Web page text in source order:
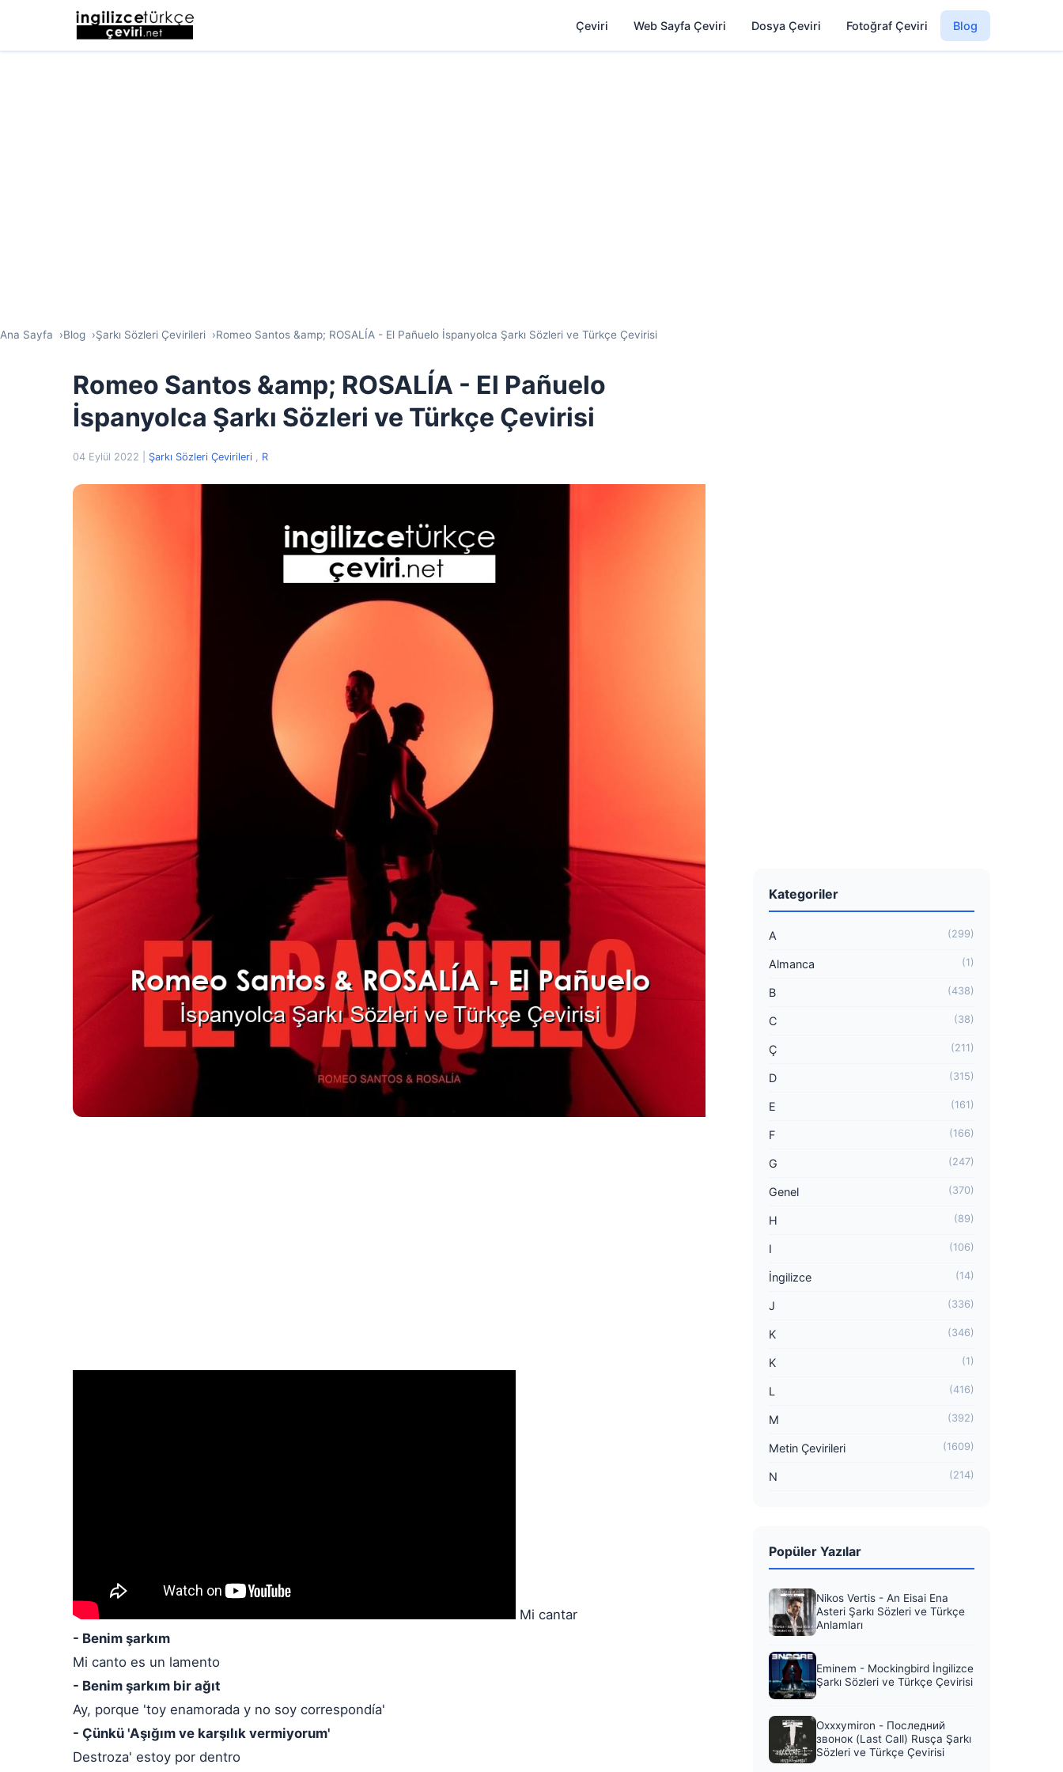
Çeviri Web Sayfa Çeviri Dosya Çeviri Fotoğraf Çeviri Blog
Ana Sayfa Blog Şarkı Sözleri Çevirileri Romeo Santos &amp; ROSALÍA - El Pañuelo İspanyolca Şarkı Sözleri ve Türkçe Çevirisi
Romeo Santos &amp; ROSALÍA - El Pañuelo
İspanyolca Şarkı Sözleri ve Türkçe Çevirisi
04 Eylül 2022 Şarkı Sözleri Çevirileri , R
Mi cantar
- Benim şarkım
Mi canto es un lamento
- Benim şarkım bir ağıt
Ay, porque 'toy enamorada y no soy correspondía'
- Çünkü 'Aşığım ve karşılık vermiyorum'
Destroza' estoy por dentro
Kategoriler
A (299)
Almanca (1)
B (438)
C (38)
Ç (211)
D (315)
E (161)
F (166)
G (247)
Genel (370)
H (89)
I (106)
İngilizce (14)
J (336)
K (346)
K (1)
L (416)
M (392)
Metin Çevirileri (1609)
N (214)
Popüler Yazılar
Nikos Vertis - An Eisai Ena
Asteri Şarkı Sözleri ve Türkçe
Anlamları
Eminem - Mockingbird İngilizce
Şarkı Sözleri ve Türkçe Çevirisi
Oxxxymiron - Последний
звонок (Last Call) Rusça Şarkı
Sözleri ve Türkçe Çevirisi